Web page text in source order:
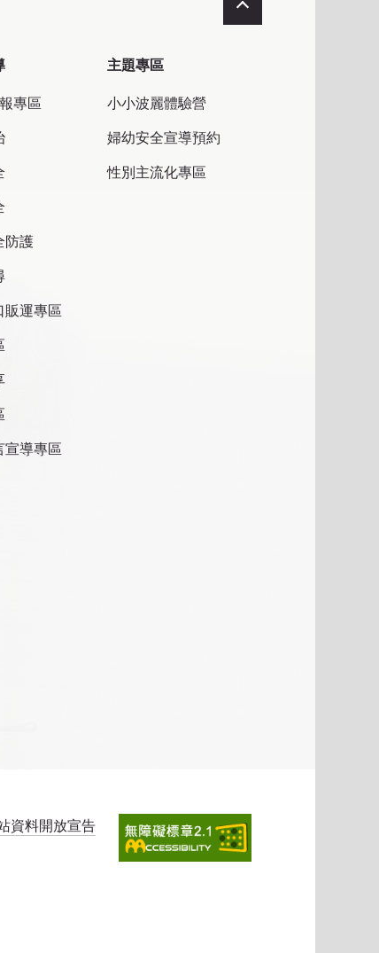
專區
防護
販運專區
宣導專區
主題專區
小小波麗體驗營
婦幼安全宣導預約
性別主流化專區
資料開放宣告